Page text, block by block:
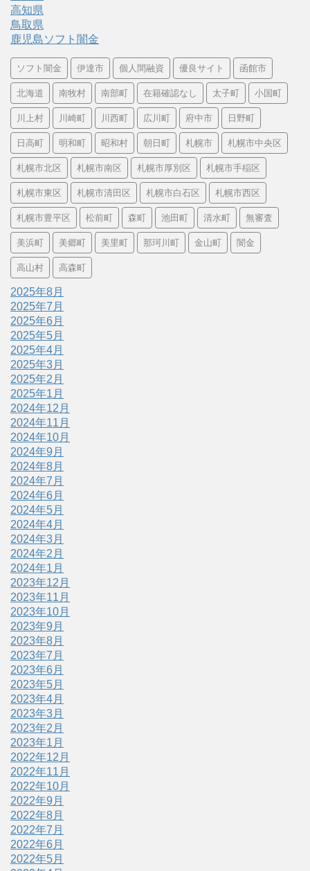
高知県
鳥取県
鹿児島ソフト闇金
ソフト闇金 伊達市 個人間融資 優良サイト 函館市
北海道 南牧村 南部町 在籍確認なし 太子町 小国町
川上村 川崎町 川西町 広川町 府中市 日野町
日高町 明和町 昭和村 朝日町 札幌市 札幌市中央区
札幌市北区 札幌市南区 札幌市厚別区 札幌市手稲区
札幌市東区 札幌市清田区 札幌市白石区 札幌市西区
札幌市豊平区 松前町 森町 池田町 清水町 無審査
美浜町 美郷町 美里町 那珂川町 金山町 闇金
高山村 高森町
2025年8月
2025年7月
2025年6月
2025年5月
2025年4月
2025年3月
2025年2月
2025年1月
2024年12月
2024年11月
2024年10月
2024年9月
2024年8月
2024年7月
2024年6月
2024年5月
2024年4月
2024年3月
2024年2月
2024年1月
2023年12月
2023年11月
2023年10月
2023年9月
2023年8月
2023年7月
2023年6月
2023年5月
2023年4月
2023年3月
2023年2月
2023年1月
2022年12月
2022年11月
2022年10月
2022年9月
2022年8月
2022年7月
2022年6月
2022年5月